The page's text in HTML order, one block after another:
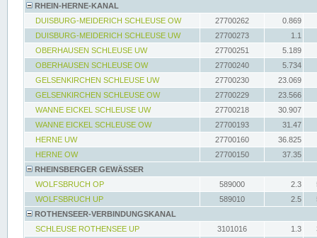
RHEIN-HERNE-KANAL
DUISBURG-MEIDERICH SCHLEUSE OW
27700262
0.869
DUISBURG-MEIDERICH SCHLEUSE UW
27700273
1.1
OBERHAUSEN SCHLEUSE UW
27700251
5.189
OBERHAUSEN SCHLEUSE OW
27700240
5.734
GELSENKIRCHEN SCHLEUSE UW
27700230
23.069
GELSENKIRCHEN SCHLEUSE OW
27700229
23.566
WANNE EICKEL SCHLEUSE UW
27700218
30.907
WANNE EICKEL SCHLEUSE OW
27700193
31.47
HERNE UW
27700160
36.825
HERNE OW
27700150
37.35
RHEINSBERGER GEWÄSSER
WOLFSBRUCH OP
589000 2.3
WOLFSBRUCH UP
589010 2.5
ROTHENSEER-VERBINDUNGSKANAL
SCHLEUSE ROTHENSEE UP
3101016 1.3